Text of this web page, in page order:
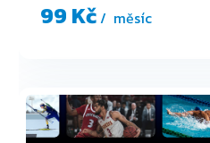
99 Kč/ měsíc